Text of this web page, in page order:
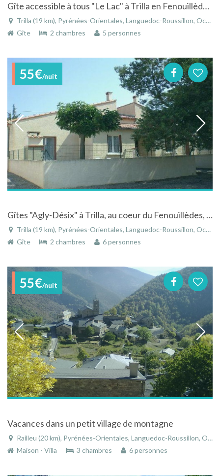
Gîte accessible à tous "Le Lac" à Trilla en Fenouillèdes, le Sud-Cathare (66)
Trilla (19 km), Pyrénées-Orientales, Languedoc-Roussillon, Occitanie, France
Gîte
2 chambres 5 personnes
55€/nuit
Gîtes "Agly-Désix" à Trilla, au coeur du Fenouillèdes, le "Sud-Cathare" (66)
Trilla (19 km), Pyrénées-Orientales, Languedoc-Roussillon, Occitanie, France
Gîte
2 chambres 6 personnes
55€/nuit
Vacances dans un petit village de montagne
Railleu (20 km), Pyrénées-Orientales, Languedoc-Roussillon, Occitanie, France
Maison - Villa
3 chambres 6 personnes